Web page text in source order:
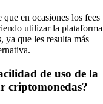
en ocasiones los fees
utilizar la plataforma
ya que les resulta más
de uso de la
criptomonedas?